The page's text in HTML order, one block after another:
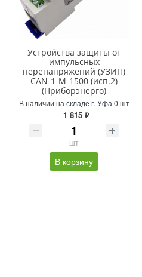
Устройства защиты от
импульсных
перенапряжений (УЗИП)
CAN-1-M-1500 (исп.2)
(Приборэнерго)
В наличии на складе г. Уфа 0 шт
1 815 ₽
шт
В корзину